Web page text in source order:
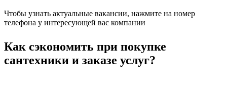
Чтобы узнать актуальные вакансии, нажмите на номер
телефона у интересующей вас компании
Как сэкономить при покупке
сантехники и заказе услуг?